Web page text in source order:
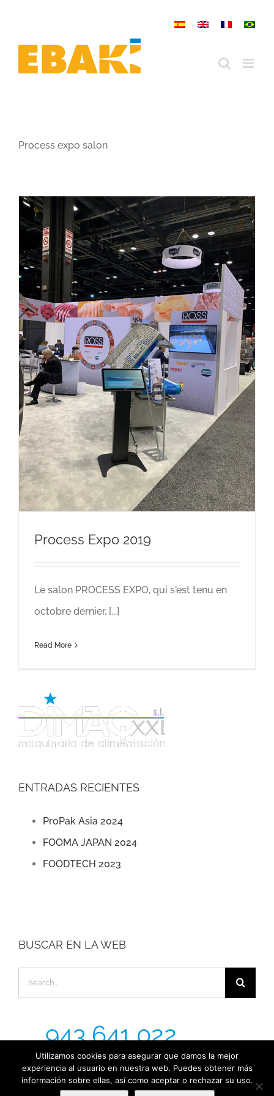
content
Process expo salon
Process Expo 2019
Le salon PROCESS EXPO, qui s'est tenu en
octobre dernier, [...]
Read More
ENTRADAS RECIENTES
ProPak Asia 2024
FOOMA JAPAN 2024
FOODTECH 2023
BUSCAR EN LA WEB
Search
for:
943 641 022
Utilizamos cookies para asegurar que damos la mejor
experiencia al usuario en nuestra web. Puedes obtener más
información sobre ellas, así como aceptar o rechazar su uso.